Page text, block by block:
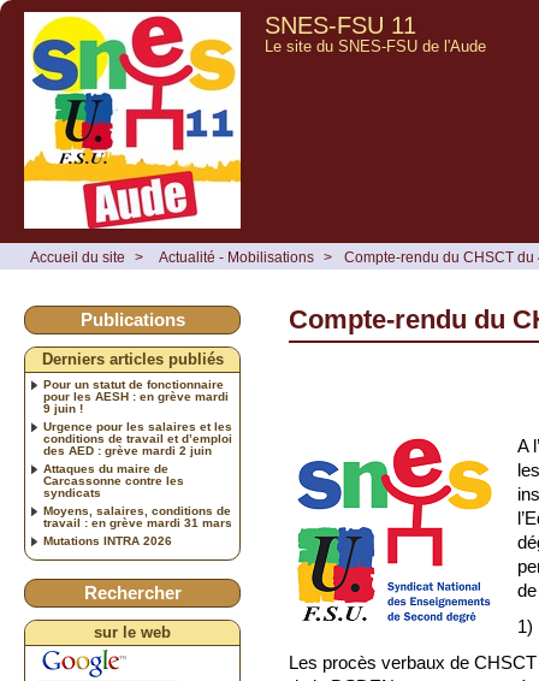
SNES-FSU 11
Le site du SNES-FSU de l'Aude
Accueil du site > Actualité - Mobilisations > Compte-rendu du CHSCT du
Compte-rendu du
A
1)
Les procès verbaux de
Publications
Derniers articles publiés
Pour un statut de fonctionnaire
pour les AESH : en grève mardi
9 juin !
Urgence pour les salaires et les
conditions de travail et d’emploi
des AED : grève mardi 2 juin
Attaques du maire de
Carcassonne contre les
syndicats
Moyens, salaires, conditions de
travail : en grève mardi 31 mars
Mutations INTRA 2026
Rechercher
sur le web